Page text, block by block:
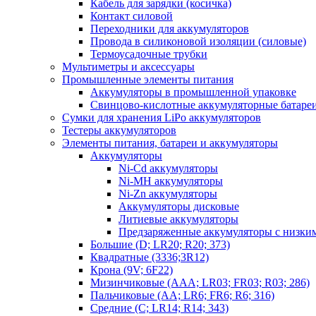
Кабель для зарядки (косичка)
Контакт силовой
Переходники для аккумуляторов
Провода в силиконовой изоляции (силовые)
Термоусадочные трубки
Мультиметры и аксессуары
Промышленные элементы питания
Аккумуляторы в промышленной упаковке
Свинцово-кислотные аккумуляторные
Сумки для хранения LiPo аккумуляторов
Тестеры аккумуляторов
Элементы питания, батареи и аккумуляторы
Аккумуляторы
Ni-Cd аккумуляторы
Ni-MH аккумуляторы
Ni-Zn аккумуляторы
Аккумуляторы дисковые
Литиевые аккумуляторы
Предзаряженные аккумуляторы с
Большие (D; LR20; R20; 373)
Квадратные (3336;3R12)
Крона (9V; 6F22)
Мизинчиковые (AAA; LR03; FR03; R03; 286)
Пальчиковые (AA; LR6; FR6; R6; 316)
Средние (C; LR14; R14; 343)